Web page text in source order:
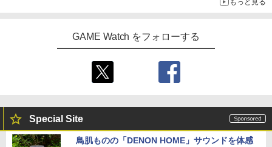
もっと見る
GAME Watch をフォローする
Special Site
鳥肌ものの「DENON HOME」サウンドを体感